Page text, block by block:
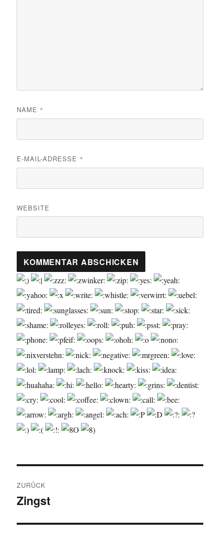
NAME *
E-MAIL-ADRESSE *
WEBSITE
ZURÜCK
Vorheriger
Zingst